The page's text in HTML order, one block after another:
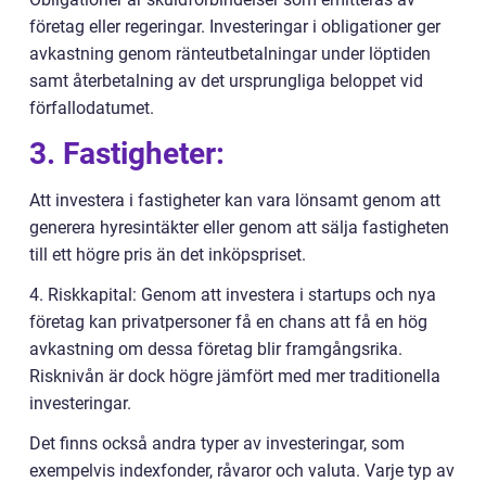
företag eller regeringar. Investeringar i obligationer ger
avkastning genom ränteutbetalningar under löptiden
samt återbetalning av det ursprungliga beloppet vid
förfallodatumet.
3. Fastigheter:
Att investera i fastigheter kan vara lönsamt genom att
generera hyresintäkter eller genom att sälja fastigheten
till ett högre pris än det inköpspriset.
4. Riskkapital: Genom att investera i startups och nya
företag kan privatpersoner få en chans att få en hög
avkastning om dessa företag blir framgångsrika.
Risknivån är dock högre jämfört med mer traditionella
investeringar.
Det finns också andra typer av investeringar, som
exempelvis indexfonder, råvaror och valuta. Varje typ av